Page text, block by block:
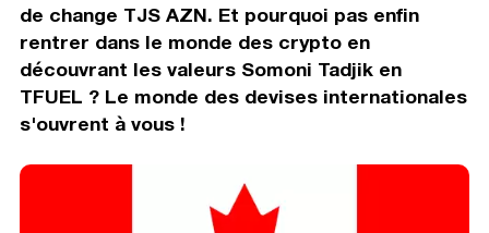
de change TJS AZN. Et pourquoi pas enfin
rentrer dans le monde des crypto en
découvrant les valeurs Somoni Tadjik en
TFUEL ? Le monde des devises internationales
s'ouvrent à vous !